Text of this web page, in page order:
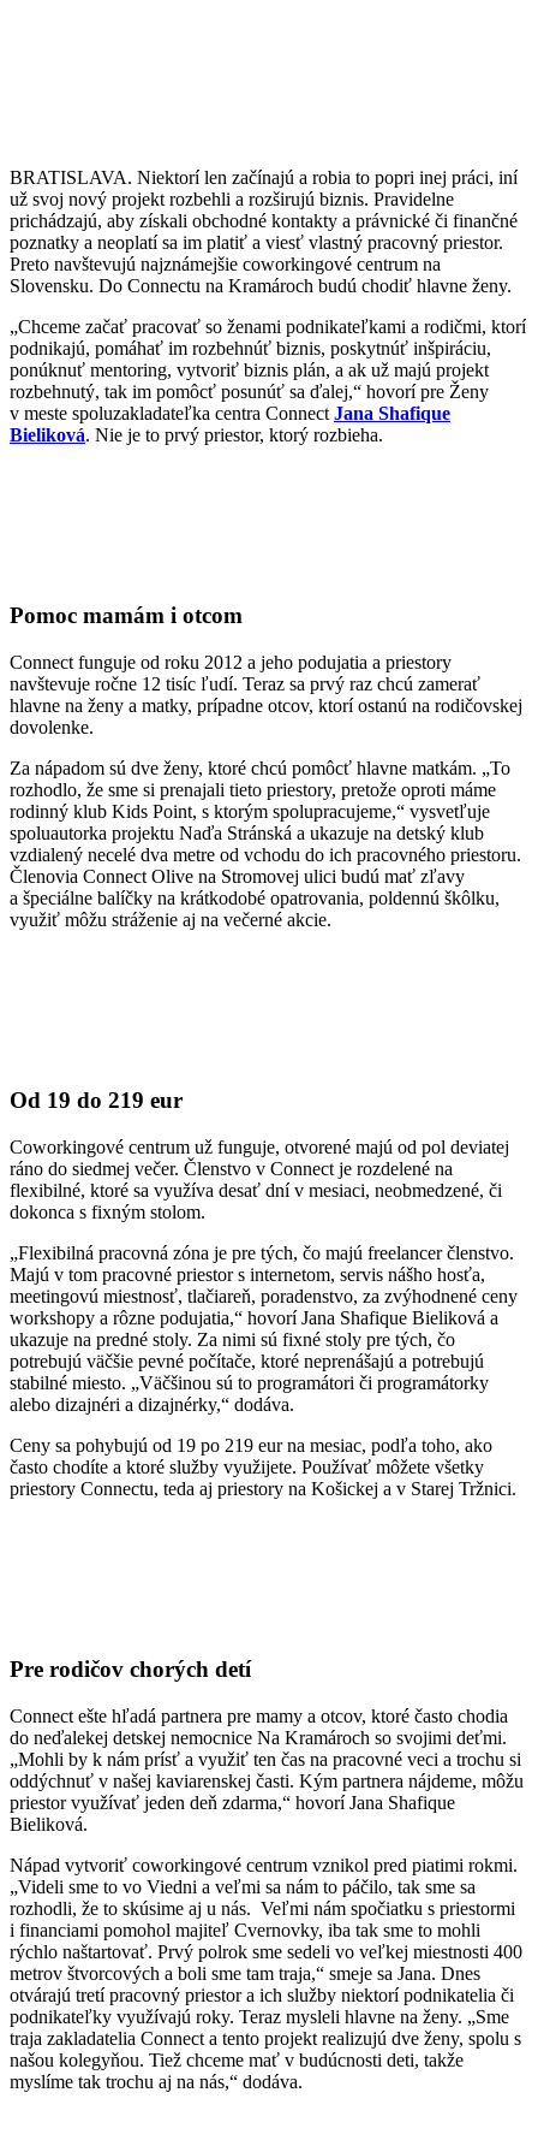
BRATISLAVA. Niektorí len začínajú a robia to popri inej práci, iní
už svoj nový projekt rozbehli a rozširujú biznis. Pravidelne
prichádzajú, aby získali obchodné kontakty a právnické či finančné
poznatky a neoplatí sa im platiť a viesť vlastný pracovný priestor.
Preto navštevujú najznámejšie coworkingové centrum na
Slovensku. Do Connectu na Kramároch budú chodiť hlavne ženy.
„Chceme začať pracovať so ženami podnikateľkami a rodičmi, ktorí
podnikajú, pomáhať im rozbehnúť biznis, poskytnúť inšpiráciu,
ponúknuť mentoring, vytvoriť biznis plán, a ak už majú projekt
rozbehnutý, tak im pomôcť posunúť sa ďalej,“ hovorí pre Ženy
v meste spoluzakladateľka centra Connect Jana Shafique
Bieliková. Nie je to prvý priestor, ktorý rozbieha.
Pomoc mamám i otcom
Connect funguje od roku 2012 a jeho podujatia a priestory
navštevuje ročne 12 tisíc ľudí. Teraz sa prvý raz chcú zamerať
hlavne na ženy a matky, prípadne otcov, ktorí ostanú na rodičovskej
dovolenke.
Za nápadom sú dve ženy, ktoré chcú pomôcť hlavne matkám. „To
rozhodlo, že sme si prenajali tieto priestory, pretože oproti máme
rodinný klub Kids Point, s ktorým spolupracujeme,“ vysvetľuje
spoluautorka projektu Naďa Stránská a ukazuje na detský klub
vzdialený necelé dva metre od vchodu do ich pracovného priestoru.
Členovia Connect Olive na Stromovej ulici budú mať zľavy
a špeciálne balíčky na krátkodobé opatrovania, poldennú škôlku,
využiť môžu stráženie aj na večerné akcie.
Od 19 do 219 eur
Coworkingové centrum už funguje, otvorené majú od pol deviatej
ráno do siedmej večer. Členstvo v Connect je rozdelené na
flexibilné, ktoré sa využíva desať dní v mesiaci, neobmedzené, či
dokonca s fixným stolom.
„Flexibilná pracovná zóna je pre tých, čo majú freelancer členstvo.
Majú v tom pracovné priestor s internetom, servis nášho hosťa,
meetingovú miestnosť, tlačiareň, poradenstvo, za zvýhodnené ceny
workshopy a rôzne podujatia,“ hovorí Jana Shafique Bieliková a
ukazuje na predné stoly. Za nimi sú fixné stoly pre tých, čo
potrebujú väčšie pevné počítače, ktoré neprenášajú a potrebujú
stabilné miesto. „Väčšinou sú to programátori či programátorky
alebo dizajnéri a dizajnérky,“ dodáva.
Ceny sa pohybujú od 19 po 219 eur na mesiac, podľa toho, ako
často chodíte a ktoré služby využijete. Používať môžete všetky
priestory Connectu, teda aj priestory na Košickej a v Starej Tržnici.
Pre rodičov chorých detí
Connect ešte hľadá partnera pre mamy a otcov, ktoré často chodia
do neďalekej detskej nemocnice Na Kramároch so svojimi deťmi.
„Mohli by k nám prísť a využiť ten čas na pracovné veci a trochu si
oddýchnuť v našej kaviarenskej časti. Kým partnera nájdeme, môžu
priestor využívať jeden deň zdarma,“ hovorí Jana Shafique
Bieliková.
Nápad vytvoriť coworkingové centrum vznikol pred piatimi rokmi.
„Videli sme to vo Viedni a veľmi sa nám to páčilo, tak sme sa
rozhodli, že to skúsime aj u nás. Veľmi nám spočiatku s priestormi
i financiami pomohol majiteľ Cvernovky, iba tak sme to mohli
rýchlo naštartovať. Prvý polrok sme sedeli vo veľkej miestnosti 400
metrov štvorcových a boli sme tam traja,“ smeje sa Jana. Dnes
otvárajú tretí pracovný priestor a ich služby niektorí podnikatelia či
podnikateľky využívajú roky. Teraz mysleli hlavne na ženy. „Sme
traja zakladatelia Connect a tento projekt realizujú dve ženy, spolu s
našou kolegyňou. Tiež chceme mať v budúcnosti deti, takže
myslíme tak trochu aj na nás,“ dodáva.